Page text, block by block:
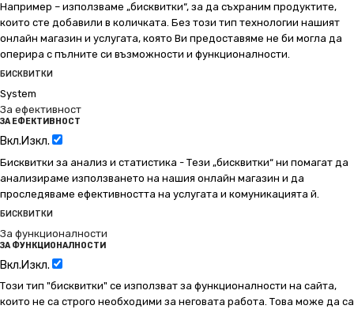
Например – използваме „бисквитки“, за да съхраним продуктите,
които сте добавили в количката. Без този тип технологии нашият
онлайн магазин и услугата, която Ви предоставяме не би могла да
оперира с пълните си възможности и функционалности.
БИСКВИТКИ
System
За ефективност
ЗА ЕФЕКТИВНОСТ
Вкл.Изкл.
Бисквитки за анализ и статистика - Тези „бисквитки“ ни помагат да
анализираме използването на нашия онлайн магазин и да
проследяваме ефективността на услугата и комуникацията й.
БИСКВИТКИ
За функционалности
ЗА ФУНКЦИОНАЛНОСТИ
Вкл.Изкл.
Този тип "бисквитки" се използват за функционалности на сайта,
които не са строго необходими за неговата работа. Това може да са